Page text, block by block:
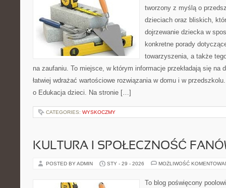
tworzony z myślą o
dzieciach oraz bliskich,
dojrzewanie dziecka w
konkretne porady
towarzyszenia, a także
na zaufaniu. To miejsce, w którym informacje przekładają się na
łatwiej wdrażać wartościowe rozwiązania w domu i w
o Edukacja dzieci. Na stronie […]
CATEGORIES: WYSKOCZMY
KULTURA I SPOŁECZNOŚĆ
POSTED BY ADMIN STY - 29 - 2026 MOŻLIWOŚĆ
To blog poświęcony